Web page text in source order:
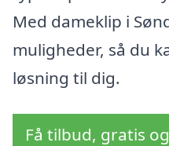
Med dameklip i
muligheder, så du
løsning til dig.
Få tilbud, gratis